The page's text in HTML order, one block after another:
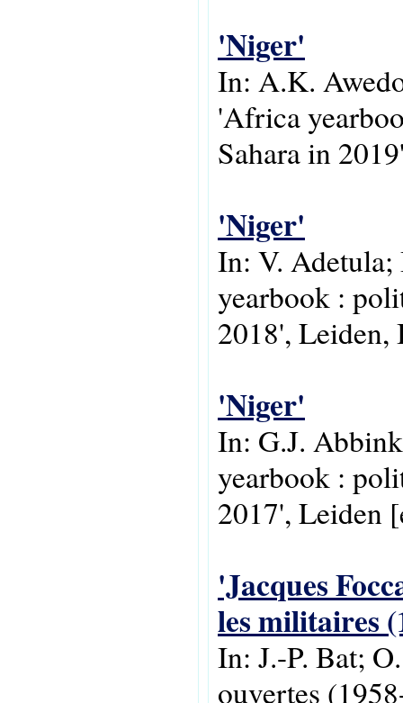
'Niger'
In: A.K.
'Africa
Sahara in
'Niger'
In: V.
yearbook :
2018',
'Niger'
In: G.J.
yearbook :
2017', Leiden
'Jacques
les militaires
In: J.-P. Bat;
ouvertes